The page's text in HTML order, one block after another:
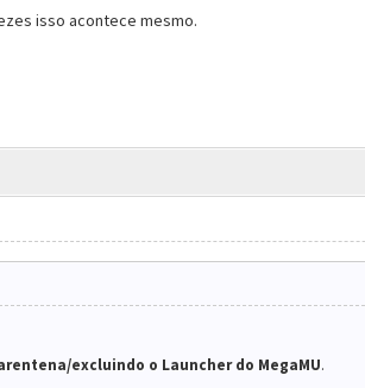
isso acontece mesmo.
excluindo o Launcher do MegaMU.